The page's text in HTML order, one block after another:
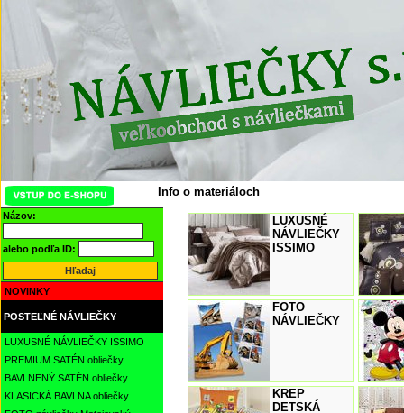
Info o materiáloch
Názov:
alebo podľa ID:
NOVINKY
POSTEĽNÉ NÁVLIEČKY
LUXUSNÉ NÁVLIEČKY ISSIMO
PREMIUM SATÉN obliečky
BAVLNENÝ SATÉN obliečky
KLASICKÁ BAVLNA obliečky
LUXUSNÉ
NÁVLIEČKY
ISSIMO
FOTO
NÁVLIEČKY
KREP
DETSKÁ